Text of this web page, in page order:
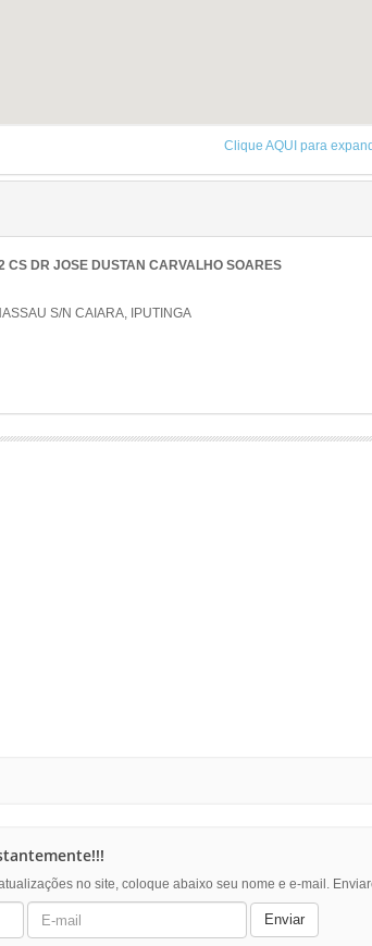
Clique AQUI para
CS DR JOSE DUSTAN CARVALHO SOARES
S/N CAIARA, IPUTINGA
no site, coloque abaixo seu nome e e-mail.
Enviar